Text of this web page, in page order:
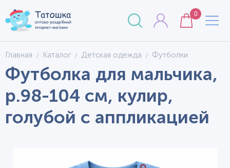
0
Главная Каталог Детская одежда Футболки
Футболка для мальчика,
р.98-104 см, кулир,
голубой с аппликацией